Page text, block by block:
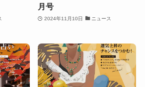
月号
2024年11月10日 ニュース